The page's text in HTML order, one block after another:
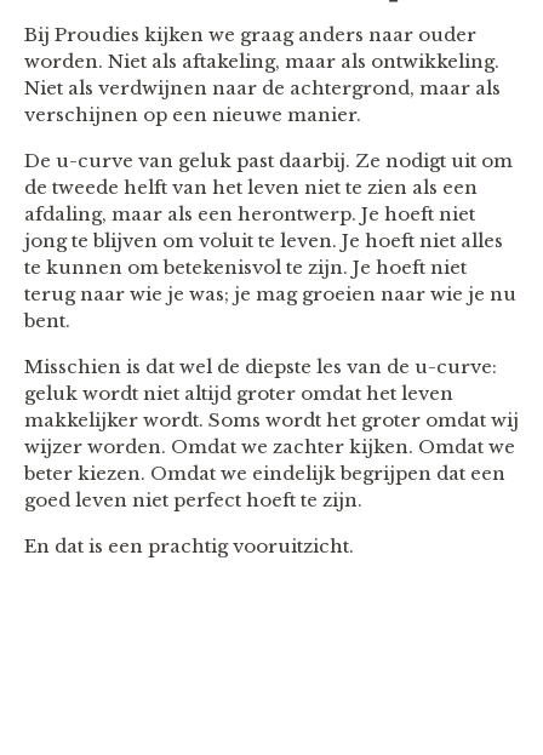
Bij Proudies kijken we graag anders naar ouder
worden. Niet als aftakeling, maar als ontwikkeling.
Niet als verdwijnen naar de achtergrond, maar als
verschijnen op een nieuwe manier.
De u-curve van geluk past daarbij. Ze nodigt uit om
de tweede helft van het leven niet te zien als een
afdaling, maar als een herontwerp. Je hoeft niet
jong te blijven om voluit te leven. Je hoeft niet alles
te kunnen om betekenisvol te zijn. Je hoeft niet
terug naar wie je was; je mag groeien naar wie je nu
bent.
Misschien is dat wel de diepste les van de u-curve:
geluk wordt niet altijd groter omdat het leven
makkelijker wordt. Soms wordt het groter omdat wij
wijzer worden. Omdat we zachter kijken. Omdat we
beter kiezen. Omdat we eindelijk begrijpen dat een
goed leven niet perfect hoeft te zijn.
En dat is een prachtig vooruitzicht.